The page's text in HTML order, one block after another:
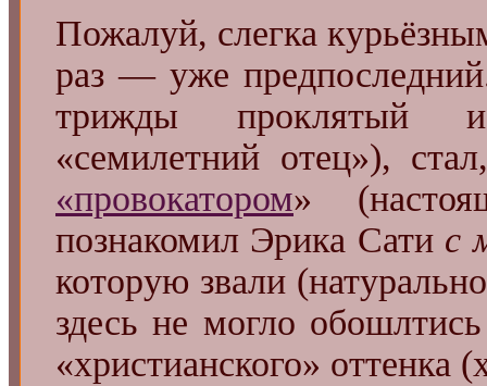
Пожалуй, слегка
раз — уже
трижды
«семилетний отец»),
«провокатором»
познакомил Эрика Сати с
которую звали
здесь не могло
«христианского» оттенка